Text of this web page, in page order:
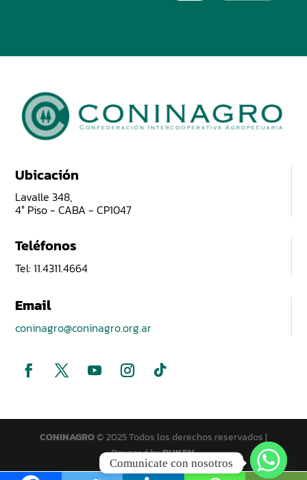
Ubicación
Lavalle 348,
4° Piso - CABA - CP1047
Teléfonos
Tel: 11.4311.4664
Email
coninagro@coninagro.org.ar
CONINAGRO© 2025 Todos los derechos reservados |
Powered byPUKEN
Comunicate con nosotros